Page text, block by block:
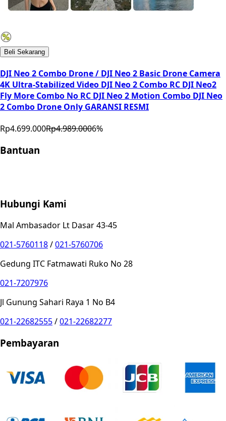
Beli Sekarang
DJI Neo 2 Combo Drone / DJI Neo 2 Basic Drone Camera
4K Ultra-Stabilized Video DJI Neo 2 Combo RC DJI Neo2
Fly More Combo No RC DJI Neo 2 Motion Combo DJI Neo
2 Combo Drone Only GARANSI RESMI
Rp4.699.000Rp4.989.0006%
Bantuan
Hubungi Kami
Mal Ambasador Lt Dasar 43-45
021-5760118/021-5760706
Gedung ITC Fatmawati Ruko No 28
021-7207976
Jl Gunung Sahari Raya 1 No B4
021-22682555/021-22682277
Pembayaran